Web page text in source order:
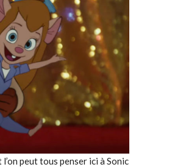
peut tous penser ici à Sonic